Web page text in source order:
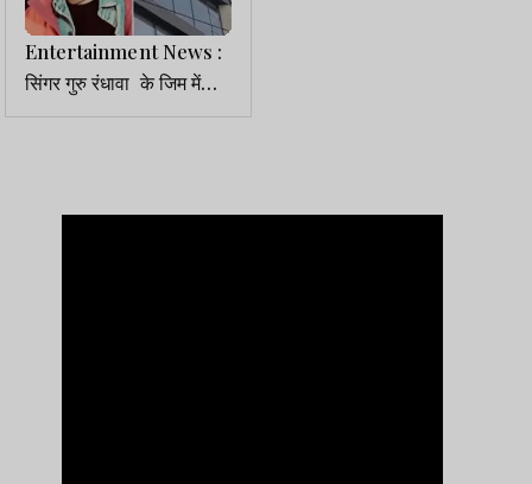
Entertainment News :
सिंगर गुरु रंधावा के जिम में
ताबड़तोड़ फायरिंग, लॉरेंस